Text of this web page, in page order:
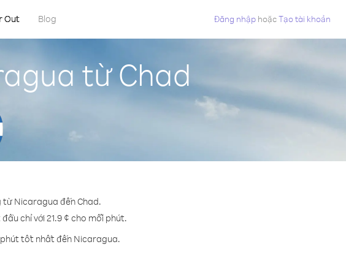
Out Blog Đăng nhập hoặcTạo tài khoản
từ Chad
từ Nicaragua đến Chad.
chỉ với 21.9 ¢ cho mỗi phút.
tốt nhất đến Nicaragua.